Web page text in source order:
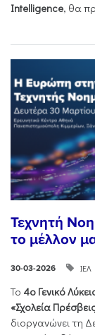
Intelligence, θα
Τεχνητή
το μέλλον
30-03-2026 ΙΕΛ
Το 4ο Γενικό
«Σχολεία
διοργανώνει τη